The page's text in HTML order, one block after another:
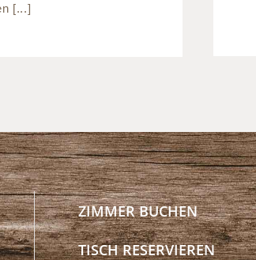
[...]
ZIMMER BUCHEN
TISCH RESERVIEREN